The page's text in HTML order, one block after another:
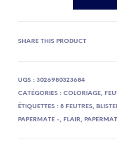
SHARE THIS PRODUCT
UGS : 3026980323684
CATÉGORIES : COLORIAGE,
ÉTIQUETTES : 8 FEUTRES,
PAPERMATE -, FLAIR,